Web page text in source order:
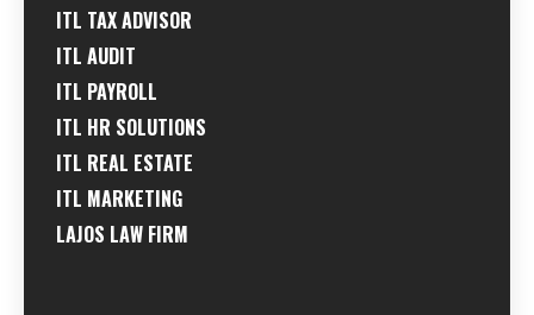
ITL TAX ADVISOR
ITL AUDIT
ITL PAYROLL
ITL HR SOLUTIONS
ITL REAL ESTATE
ITL MARKETING
LAJOS LAW FIRM